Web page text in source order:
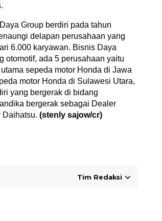
Group berdiri pada tahun
delapan perusahaan yang
6.000 karyawan. Bisnis Daya
otomotif, ada 5 perusahaan yaitu
sepeda motor Honda di Jawa
motor Honda di Sulawesi Utara,
yang bergerak di bidang
bergerak sebagai Dealer
Daihatsu. (stenly sajow/cr)
Tim Redaksi